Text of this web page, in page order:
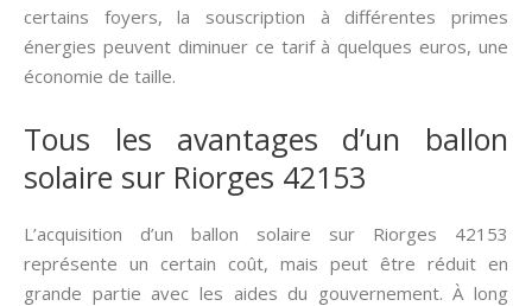
certains foyers, la souscription à différentes primes
énergies peuvent diminuer ce tarif à quelques euros, une
économie de taille.
Tous les avantages d’un ballon
solaire sur Riorges 42153
L’acquisition d’un ballon solaire sur Riorges 42153
représente un certain coût, mais peut être réduit en
grande partie avec les aides du gouvernement. À long